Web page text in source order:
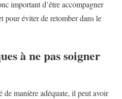
important d’être accompagner
pour éviter de retomber dans le
à ne pas soigner
de manière adéquate, il peut avoir